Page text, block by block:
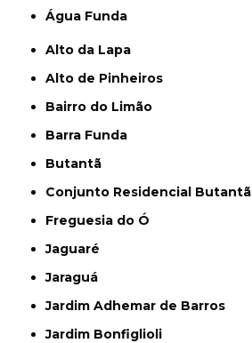
Água Funda
Alto da Lapa
Alto de Pinheiros
Bairro do Limão
Barra Funda
Butantã
Conjunto Residencial Butantã
Freguesia do Ó
Jaguaré
Jaraguá
Jardim Adhemar de Barros
Jardim Bonfiglioli